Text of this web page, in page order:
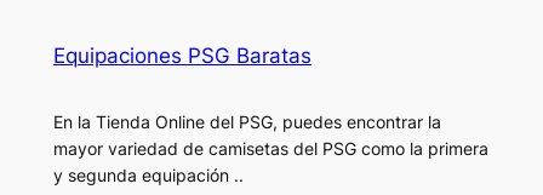
Equipaciones PSG Baratas
En la Tienda Online del PSG, puedes encontrar la
mayor variedad de camisetas del PSG como la primera
y segunda equipación ..